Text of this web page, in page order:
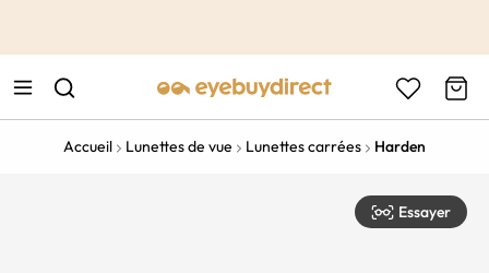
Accueil Lunettes de vue Lunettes carrées Harden
Essayer